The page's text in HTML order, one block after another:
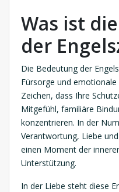
Was ist
der
Die Bedeutung der
Fürsorge und
Zeichen, dass Ihre
Mitgefühl, familiäre
konzentrieren. In der
Verantwortung, Liebe
einen Moment der
Unterstützung.
In der Liebe steht diese